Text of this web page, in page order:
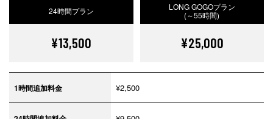
24時間プラン
¥13,500
LONG GOGOプラン
(～55時間)
¥25,000
1時間追加料金 ¥2,500